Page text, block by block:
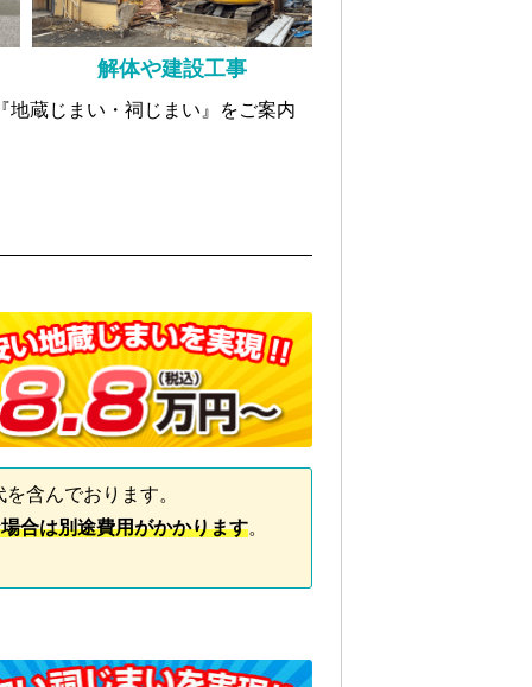
解体や建設工事
蔵じまい・祠じまい』をご案内
含んでおります。
合は別途費用がかかります。